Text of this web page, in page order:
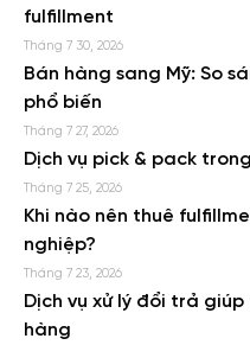
fulfillment
Tháng 7 30, 2026
Bán hàng sang Mỹ: So
phổ biến
Tháng 7 27, 2026
Dịch vụ pick & pack
Tháng 7 25, 2026
Khi nào nên thuê
nghiệp?
Tháng 7 23, 2026
Dịch vụ xử lý đổi trả
hàng